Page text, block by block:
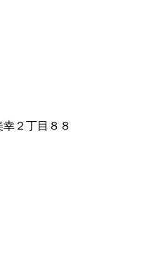
２丁目８８